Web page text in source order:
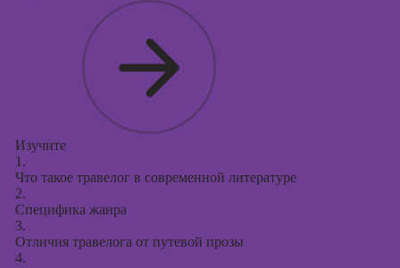
Изучите
1.
Что такое травелог в современной литературе
2.
Специфика жанра
3.
Отличия травелога от путевой прозы
4.